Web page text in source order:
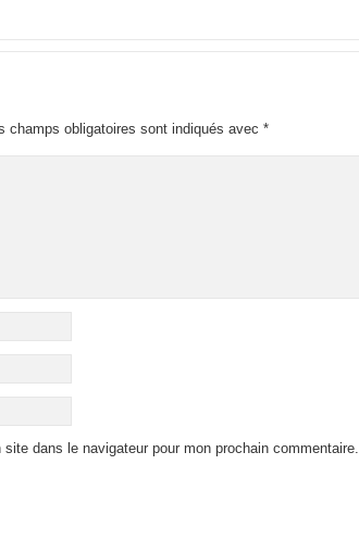
champs obligatoires sont indiqués avec *
dans le navigateur pour mon prochain commentaire.